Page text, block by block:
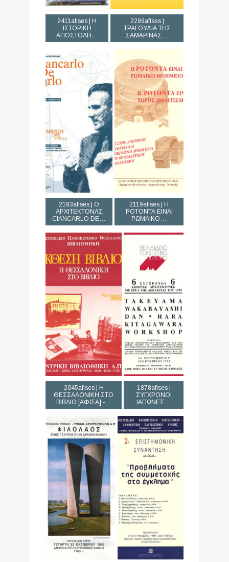
2411afises | Η
ΙΣΤΟΡΙΚΗ
ΑΠΟΣΤΟΛΗ…
2296afises |
ΤΡΑΓΟΥΔΙΑ ΤΗΣ
ΣΑΜΑΡΙΝΑΣ…
2183afises | Ο
ΑΡΧΙΤΕΚΤΟΝΑΣ
CIANCARLO DE…
2119afises | Η
ΡΟΤΟΝΤΑ ΕΙΝΑΙ
ΡΩΜΑΙΚΟ…
2045afises | Η
ΘΕΣΣΑΛΟΝΙΚΗ ΣΤΟ
ΒΙΒΛΙΟ [ΑΦΙΣΑ] -…
1878afises |
ΣΥΓΧΡΟΝΟΙ
ΙΑΠΩΝΕΣ…